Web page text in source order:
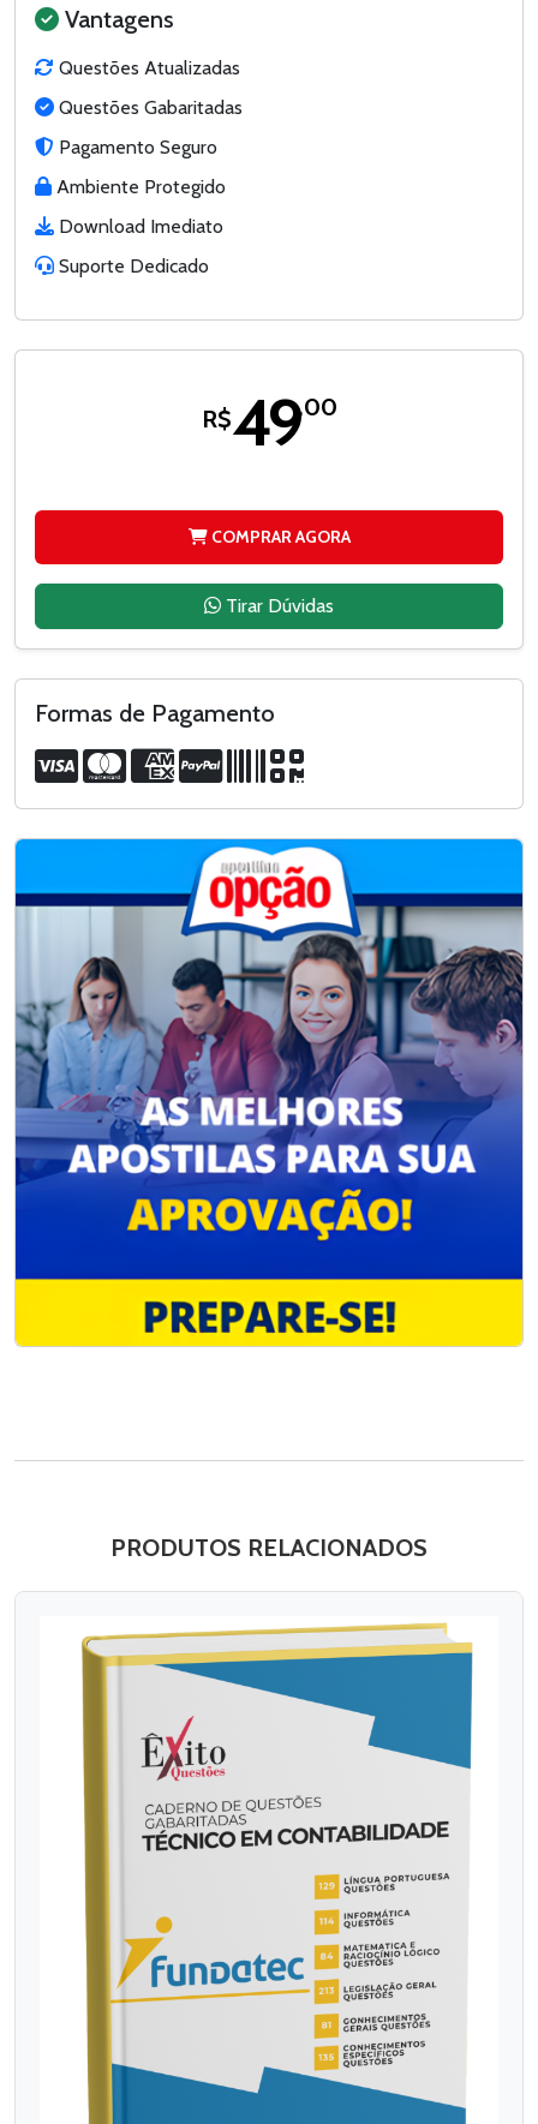
Vantagens
Questões Atualizadas
Questões Gabaritadas
Pagamento Seguro
Ambiente Protegido
Download Imediato
Suporte Dedicado
R$49,00
COMPRAR AGORA
Tirar Dúvidas
Formas de Pagamento
PRODUTOS RELACIONADOS